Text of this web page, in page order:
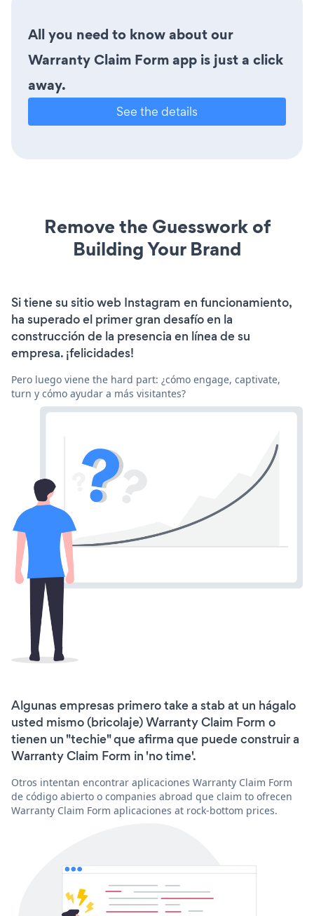
All you need to know about our
Warranty Claim Form app is just a click
away.
See the details
Remove the Guesswork of
Building Your Brand
Si tiene su sitio web Instagram en funcionamiento,
ha superado el primer gran desafío en la
construcción de la presencia en línea de su
empresa. ¡felicidades!
Pero luego viene the hard part: ¿cómo engage, captivate,
turn y cómo ayudar a más visitantes?
Algunas empresas primero take a stab at un hágalo
usted mismo (bricolaje) Warranty Claim Form o
tienen un "techie" que afirma que puede construir a
Warranty Claim Form in 'no time'.
Otros intentan encontrar aplicaciones Warranty Claim Form
de código abierto o companies abroad que claim to ofrecen
Warranty Claim Form aplicaciones at rock-bottom prices.